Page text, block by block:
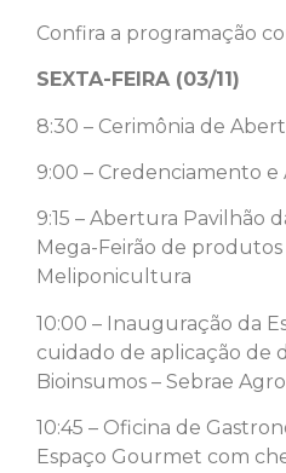
Confira a programação
SEXTA-FEIRA (03/11)
8:30 – Cerimônia de
9:00 – Credenciamento
9:15 – Abertura Pavilhão
Mega-Feirão de
Meliponicultura
10:00 – Inauguração da
cuidado de aplicação de
Bioinsumos – Sebrae
10:45 – Oficina de
Espaço Gourmet com